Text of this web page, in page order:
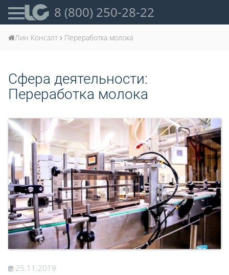
8 (800) 250-28-22
Лин Консалт Переработка молока
Сфера деятельности:
Переработка молока
25.11.2019